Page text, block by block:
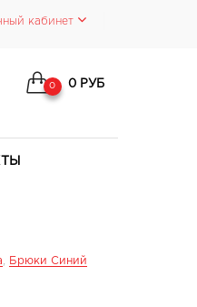
кабинет
0 0 РУБ
Брюки Синий